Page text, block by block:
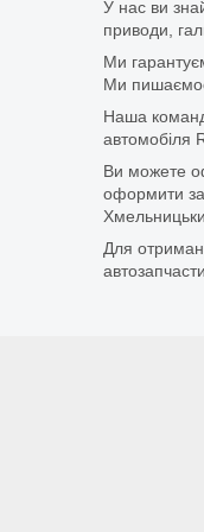
У нас ви
приводи,
Ми
Ми
Наша
автомобіля
Ви можете
оформити
Для